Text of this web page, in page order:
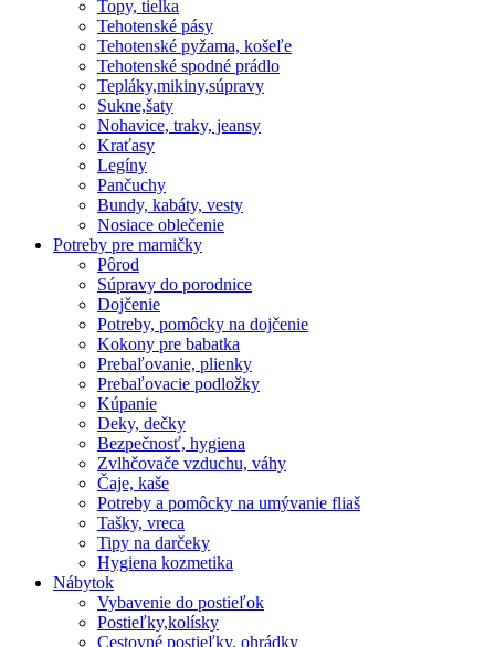
Topy, tielka
Tehotenské pásy
Tehotenské pyžama, košeľe
Tehotenské spodné prádlo
Tepláky,mikiny,súpravy
Sukne,šaty
Nohavice, traky, jeansy
Kraťasy
Legíny
Pančuchy
Bundy, kabáty, vesty
Nosiace oblečenie
Potreby pre mamičky
Pôrod
Súpravy do porodnice
Dojčenie
Potreby, pomôcky na dojčenie
Kokony pre babatka
Prebaľovanie, plienky
Prebaľovacie podložky
Kúpanie
Deky, dečky
Bezpečnosť, hygiena
Zvlhčovače vzduchu, váhy
Čaje, kaše
Potreby a pomôcky na umývanie fliaš
Tašky, vreca
Tipy na darčeky
Hygiena kozmetika
Nábytok
Vybavenie do postieľok
Postieľky,kolísky
Cestovné postieľky, ohrádky